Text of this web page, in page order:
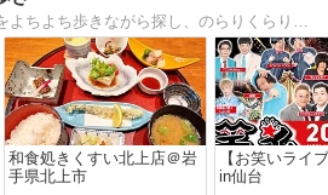
和食処きくすい北上店＠岩
手県北上市
【お笑いライ
in仙台